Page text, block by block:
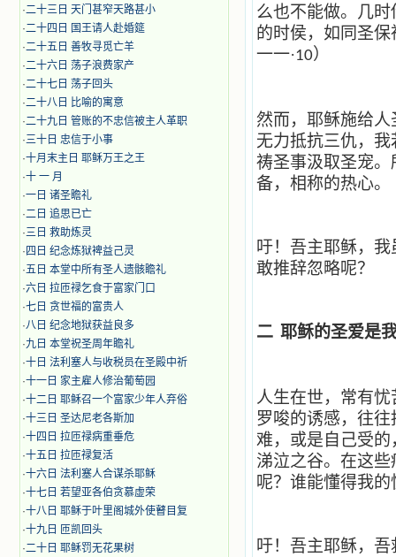
·二十三日 天门甚窄天路甚小
·二十四日 国王请人赴婚筵
·二十五日 善牧寻觅亡羊
·二十六日 荡子浪费家产
·二十七日 荡子回头
·二十八日 比喻的寓意
·二十九日 管账的不忠信被主人革职
·三十日 忠信于小事
·十月末主日 耶稣万王之王
·十 一 月
·一日 诸圣瞻礼
·二日 追思已亡
·三日 救助炼灵
· 四日 纪念炼狱裨益己灵
·五日 本堂中所有圣人遗骸瞻礼
·六日 拉匝禄乞食于富家门口
·七日 贪世福的富贵人
·八日 纪念地狱获益良多
·九日 本堂祝圣周年瞻礼
·十日 法利塞人与收税员在圣殿中祈
·十一日 家主雇人修治葡萄园
·十二日 耶稣召一个富家少年人弃俗
·十三日 圣达尼老各斯加
·十四日 拉匝禄病重垂危
·十五日 拉匝禄复活
·十六日 法利塞人合谋杀耶稣
·十七日 若望亚各伯贪慕虚荣
·十八日 耶稣于叶里阁城外使瞽目复
·十九日 匝凯回头
·二十日 耶稣罚无花果树
么也不能做。几
的时侯，如同圣保
一一·10）
然而，耶稣施给
无力抵抗三仇，
祷圣事汲取圣宠
备，相称的热心。
吁！吾主耶稣，
敢推辞忽略呢？
二 耶稣的圣爱是
人生在世，常有
罗唆的诱感，往
难，或是自己受
涕泣之谷。在这
呢？谁能懂得我
吁！吾主耶稣，